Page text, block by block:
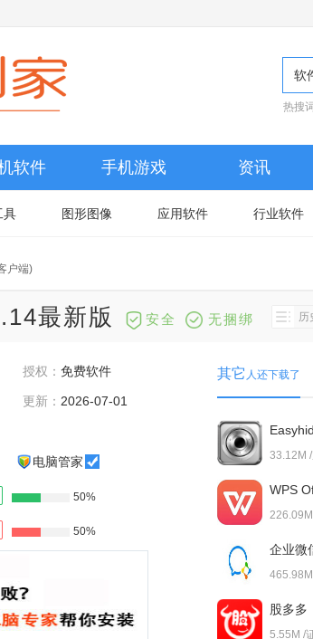
软
热搜
软件 手机游戏 资讯
具 图形图像 应用软件 行业软件
户端)
最新版 安全 无捆绑 历
授权：免费软件
更新： 2026-07-01
电脑管家
50%
50%
其它 人还下载了
33.12M
WPS
企业微
股多多
5.55M /